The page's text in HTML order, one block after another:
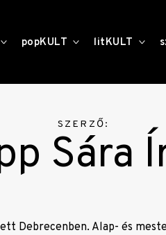
toggle
child
popKULT toggle
child
litKULT
SZERZŐ:
Sára
Debrecenben. Alap- és